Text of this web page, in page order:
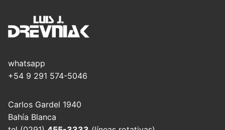
whatsapp
+54 9 291 574-5046
Carlos Gardel 1940
Bahía Blanca